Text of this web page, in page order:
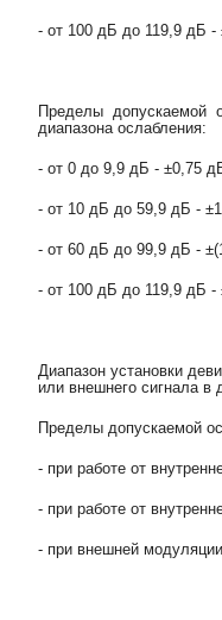
- от 100 дБ до 119,9 дБ -
Пределы допускаемой
диапазона ослабления:
- от 0 до 9,9 дБ - ±0,75
- от 10 дБ до 59,9 дБ -
- от 60 дБ до 99,9 дБ -
- от 100 дБ до 119,9 дБ -
Диапазон установки
или внешнего сигнала
Пределы допускаемой
- при работе от
- при работе от
- при внешней